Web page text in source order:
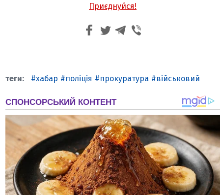
Приєднуйся!
хабар поліція прокуратура військовий